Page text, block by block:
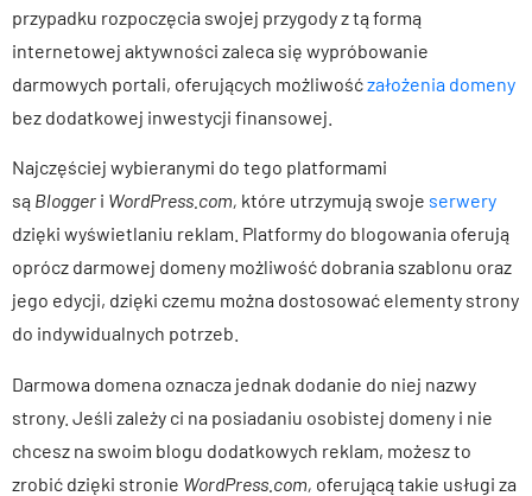
przypadku rozpoczęcia swojej przygody z tą formą
internetowej aktywności zaleca się wypróbowanie
darmowych portali, oferujących możliwośćzałożenia domeny
bez dodatkowej inwestycji finansowej.
Najczęściej wybieranymi do tego platformami
są Blogger i WordPress.com, które utrzymują swoje serwery
dzięki wyświetlaniu reklam. Platformy do blogowania oferują
oprócz darmowej domeny możliwość dobrania szablonu oraz
jego edycji, dzięki czemu można dostosować elementy strony
do indywidualnych potrzeb.
Darmowa domena oznacza jednak dodanie do niej nazwy
strony. Jeśli zależy ci na posiadaniu osobistej domeny i nie
chcesz na swoim blogu dodatkowych reklam, możesz to
zrobić dzięki stronie WordPress.com, oferującą takie usługi za